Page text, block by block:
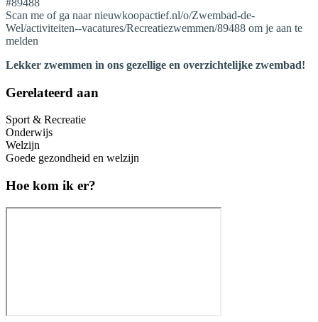
Scan me of ga naar nieuwkoopactief.nl/o/Zwembad-de-
Wel/activiteiten--vacatures/Recreatiezwemmen/89488 om je aan te
melden
Lekker zwemmen in ons gezellige en overzichtelijke zwembad!
Gerelateerd aan
Sport & Recreatie
Onderwijs
Welzijn
Goede gezondheid en welzijn
Hoe kom ik er?